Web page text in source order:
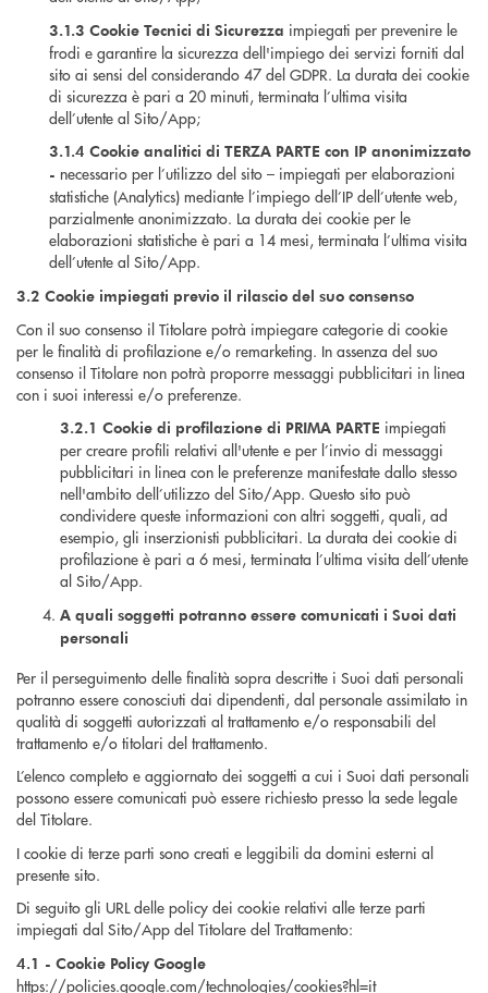
3.1.3 Cookie Tecnici di Sicurezza impiegati per prevenire le
frodi e garantire la sicurezza dell'impiego dei servizi forniti dal
sito ai sensi del considerando 47 del GDPR. La durata dei cookie
di sicurezza è pari a 20 minuti, terminata l’ultima visita
dell’utente al Sito/App;
3.1.4 Cookie analitici di TERZA PARTE con IP anonimizzato
- necessario per l’utilizzo del sito – impiegati per elaborazioni
statistiche (Analytics) mediante l’impiego dell’IP dell’utente web,
parzialmente anonimizzato. La durata dei cookie per le
elaborazioni statistiche è pari a 14 mesi, terminata l’ultima visita
dell’utente al Sito/App.
3.2 Cookie impiegati previo il rilascio del suo consenso
Con il suo consenso il Titolare potrà impiegare categorie di cookie
per le finalità di profilazione e/o remarketing. In assenza del suo
consenso il Titolare non potrà proporre messaggi pubblicitari in linea
con i suoi interessi e/o preferenze.
3.2.1 Cookie di profilazione di PRIMA PARTE impiegati
per creare profili relativi all'utente e per l’invio di messaggi
pubblicitari in linea con le preferenze manifestate dallo stesso
nell'ambito dell’utilizzo del Sito/App. Questo sito può
condividere queste informazioni con altri soggetti, quali, ad
esempio, gli inserzionisti pubblicitari. La durata dei cookie di
profilazione è pari a 6 mesi, terminata l’ultima visita dell’utente
al Sito/App.
A quali soggetti potranno essere comunicati i Suoi dati
personali
Per il perseguimento delle finalità sopra descritte i Suoi dati personali
potranno essere conosciuti dai dipendenti, dal personale assimilato in
qualità di soggetti autorizzati al trattamento e/o responsabili del
trattamento e/o titolari del trattamento.
L’elenco completo e aggiornato dei soggetti a cui i Suoi dati personali
possono essere comunicati può essere richiesto presso la sede legale
del Titolare.
I cookie di terze parti sono creati e leggibili da domini esterni al
presente sito.
Di seguito gli URL delle policy dei cookie relativi alle terze parti
impiegati dal Sito/App del Titolare del Trattamento:
4.1 - Cookie Policy Google
https://policies.google.com/technologies/cookies?hl=it